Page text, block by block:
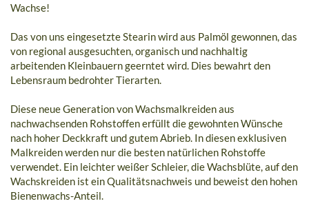
Wachse!
Das von uns eingesetzte Stearin wird aus Palmöl gewonnen, das
von regional ausgesuchten, organisch und nachhaltig
arbeitenden Kleinbauern geerntet wird. Dies bewahrt den
Lebensraum bedrohter Tierarten.
Diese neue Generation von Wachsmalkreiden aus
nachwachsenden Rohstoffen erfüllt die gewohnten Wünsche
nach hoher Deckkraft und gutem Abrieb. In diesen exklusiven
Malkreiden werden nur die besten natürlichen Rohstoffe
verwendet. Ein leichter weißer Schleier, die Wachsblüte, auf den
Wachskreiden ist ein Qualitätsnachweis und beweist den hohen
Bienenwachs-Anteil.